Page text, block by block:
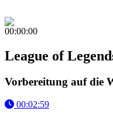
00:00:00
League of
Vorbereitung auf die
00:02:59